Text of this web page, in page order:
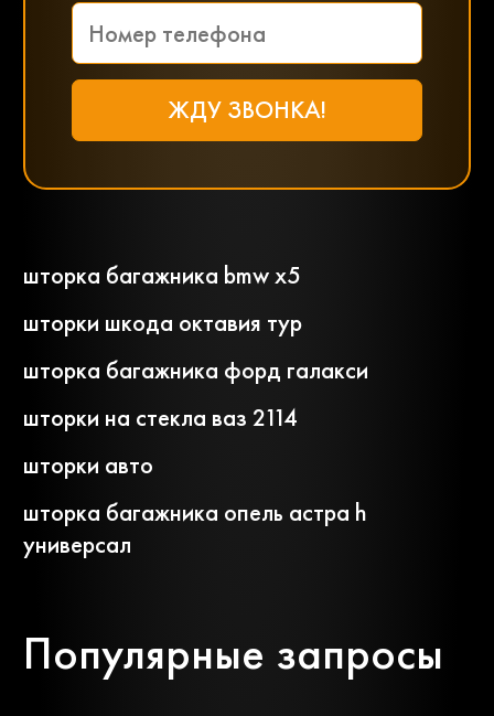
Популярные запросы
шторка багажника bmw x5
шторки шкода октавия тур
шторка багажника форд галакси
шторки на стекла ваз 2114
шторки авто
шторка багажника опель астра h
универсал